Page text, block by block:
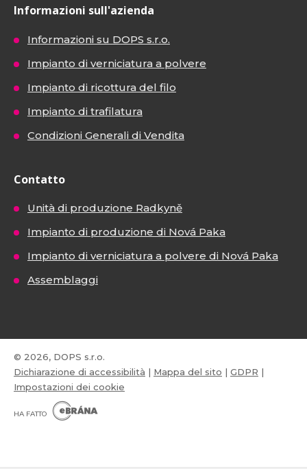
Informazioni sull'azienda
Informazioni su DOPS s.r.o.
Impianto di verniciatura a polvere
Impianto di ricottura del filo
Impianto di trafilatura
Condizioni Generali di Vendita
Contatto
Unità di produzione Radkyně
Impianto di produzione di Nová Paka
Impianto di verniciatura a polvere di Nová Paka
Assemblaggi
© 2026, DOPS s.r.o.
Dichiarazione di accessibilità | Mappa del sito | GDPR |
Impostazioni dei cookie
HA FATTO
B